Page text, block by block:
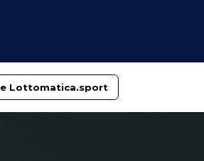
Lottomatica.sport